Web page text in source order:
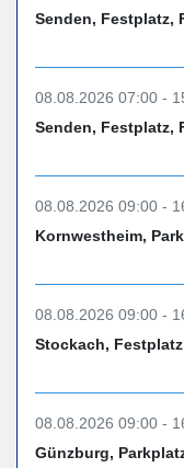
Senden, Festplatz,
08.08.2026 07:00 -
Senden, Festplatz,
08.08.2026 09:00 -
Kornwestheim,
08.08.2026 09:00 -
Stockach,
08.08.2026 09:00 -
Günzburg,